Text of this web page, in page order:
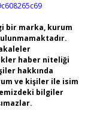
bir marka, kurum
haber niteliği
hakkında
ve kişiler ile isim
bilgiler